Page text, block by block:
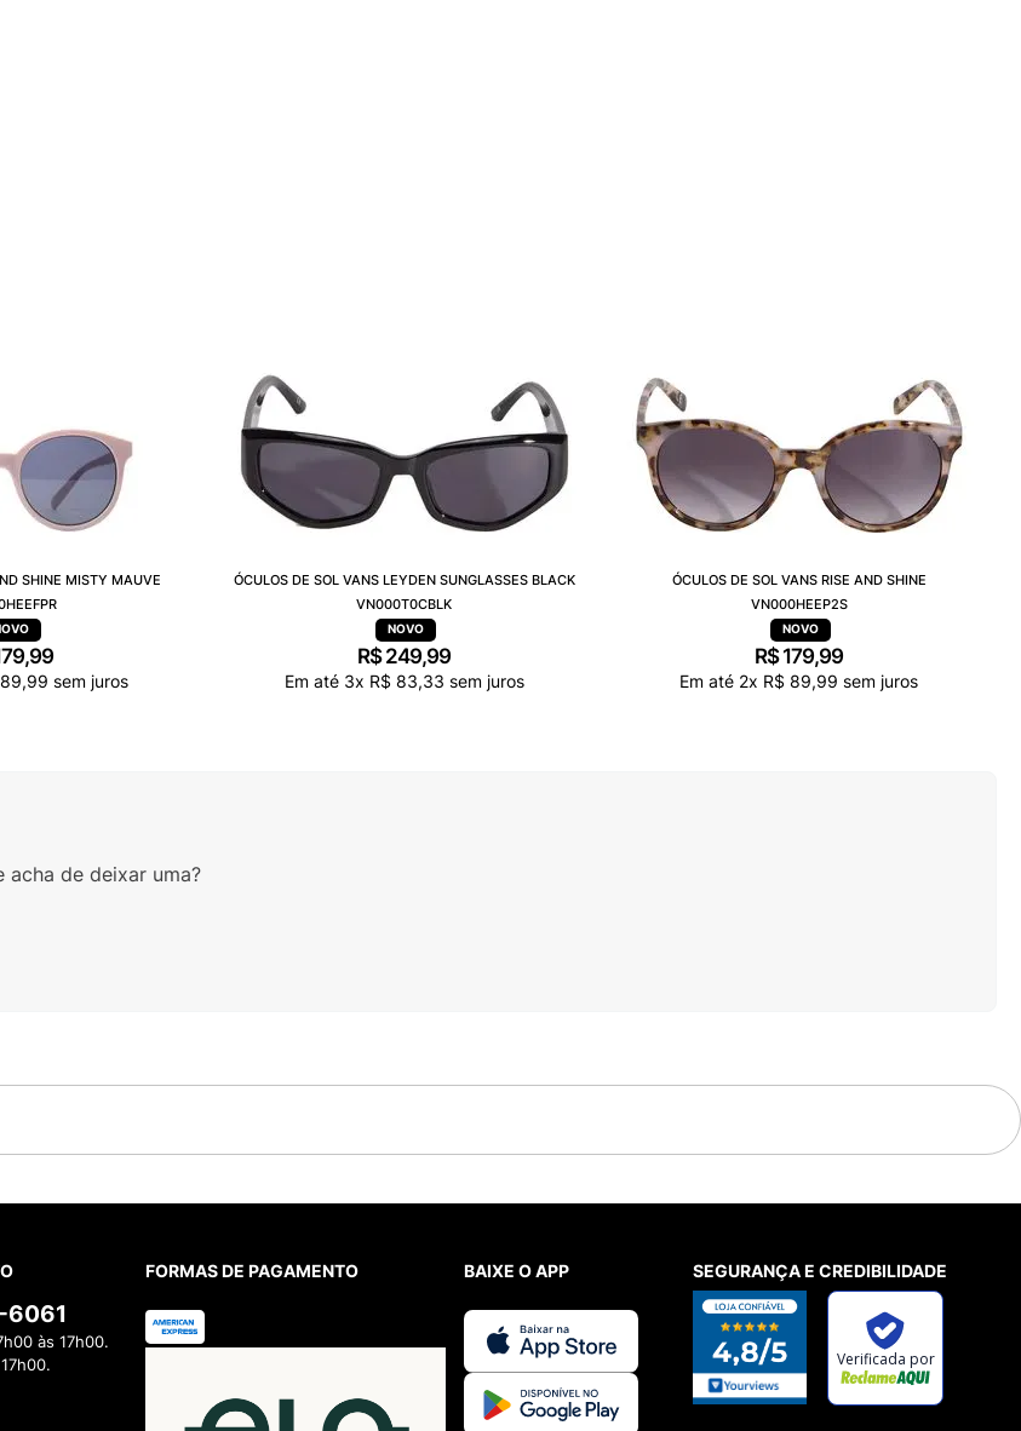
SHINE MISTY MAUVE
,99
89,99 sem juros
ÓCULOS DE SOL VANS LEYDEN SUNGLASSES BLACK
VN000T0CBLK
R$249,99
Em até 3x R$ 83,33 sem juros
ÓCULOS DE SOL VANS RISE AND SHINE
VN000HEEP2S
R$179,99
Em até 2x R$ 89,99 sem juros
de deixar uma?
6061
às 17h00.
FORMAS DE PAGAMENTO BAIXE O APP SEGURANÇA E CREDIBILIDADE